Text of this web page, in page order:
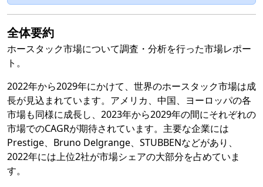
全体要約
ホースタック市場について調査・分析を行った市場レポー
ト。
2022年から2029年にかけて、世界のホースタック市場は成
長が見込まれています。アメリカ、中国、ヨーロッパの各
市場も同様に成長し、2023年から2029年の間にそれぞれの
市場でのCAGRが期待されています。主要な企業には
Prestige、Bruno Delgrange、STUBBENなどがあり、
2022年には上位2社が市場シェアの大部分を占めていま
す。